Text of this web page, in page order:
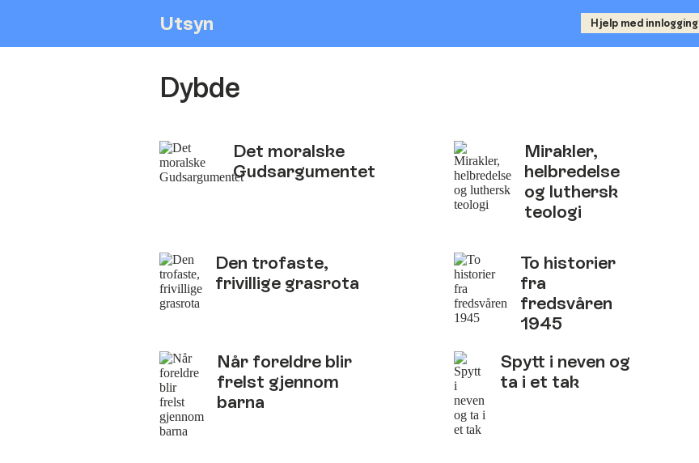
Utsyn Hjelp med innlogging
Dybde
Det moralske
Gudsargumentet
Mirakler,
helbredelse
og luthersk
teologi
Den trofaste,
frivillige grasrota
To historier
fra
fredsvåren
1945
Når foreldre blir
frelst gjennom
barna
Spytt i neven og
ta i et tak